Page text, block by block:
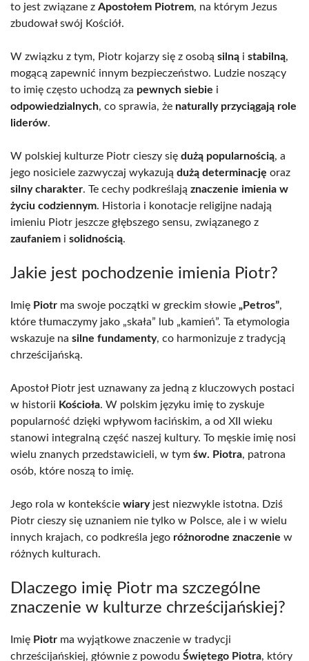
to jest związane z Apostołem Piotrem, na którym Jezus
zbudował swój Kościół.
W związku z tym, Piotr kojarzy się z osobą silną i stabilną,
mogącą zapewnić innym bezpieczeństwo. Ludzie noszący
to imię często uchodzą za pewnych siebie i
odpowiedzialnych, co sprawia, że naturally przyciągają role
liderów.
W polskiej kulturze Piotr cieszy się dużą popularnością, a
jego nosiciele zazwyczaj wykazują dużą determinację oraz
silny charakter. Te cechy podkreślają znaczenie imienia w
życiu codziennym. Historia i konotacje religijne nadają
imieniu Piotr jeszcze głębszego sensu, związanego z
zaufaniem i solidnością.
Jakie jest pochodzenie imienia Piotr?
Imię Piotr ma swoje początki w greckim słowie „Petros”,
które tłumaczymy jako „skała” lub „kamień”. Ta etymologia
wskazuje na silne fundamenty, co harmonizuje z tradycją
chrześcijańską.
Apostoł Piotr jest uznawany za jedną z kluczowych postaci
w historii Kościoła. W polskim języku imię to zyskuje
popularność dzięki wpływom łacińskim, a od XII wieku
stanowi integralną część naszej kultury. To męskie imię nosi
wielu znanych przedstawicieli, w tym św. Piotra, patrona
osób, które noszą to imię.
Jego rola w kontekście wiaryjest niezwykle istotna. Dziś
Piotr cieszy się uznaniem nie tylko w Polsce, ale i w wielu
innych krajach, co podkreśla jego różnorodne znaczenie w
różnych kulturach.
Dlaczego imię Piotr ma szczególne
znaczenie w kulturze chrześcijańskiej?
Imię Piotr ma wyjątkowe znaczenie w tradycji
chrześcijańskiej, głównie z powodu Świętego Piotra, który